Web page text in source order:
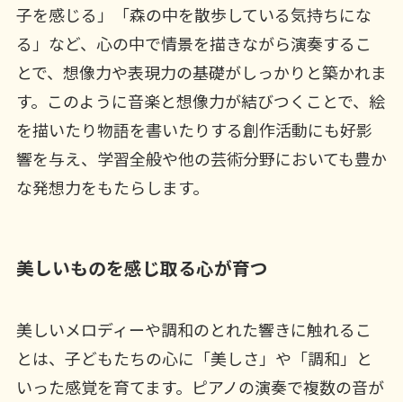
子を感じる」「森の中を散歩している気持ちにな
る」など、心の中で情景を描きながら演奏するこ
とで、想像力や表現力の基礎がしっかりと築かれま
す。このように音楽と想像力が結びつくことで、絵
を描いたり物語を書いたりする創作活動にも好影
響を与え、学習全般や他の芸術分野においても豊か
な発想力をもたらします。
美しいものを感じ取る心が育つ
美しいメロディーや調和のとれた響きに触れるこ
とは、子どもたちの心に「美しさ」や「調和」と
いった感覚を育てます。ピアノの演奏で複数の音が